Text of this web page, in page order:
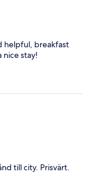
helpful, breakfast
nice stay!
till city. Prisvärt.